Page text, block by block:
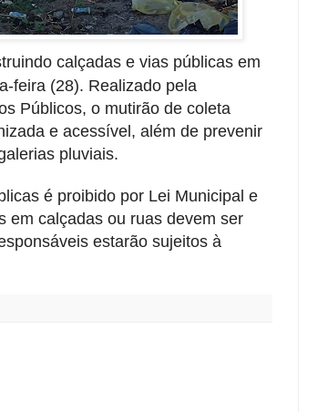
calçadas e vias públicas em
feira (28). Realizado pela
Públicos, o mutirão de coleta
e acessível, além de prevenir
pluviais.
é proibido por Lei Municipal e
em calçadas ou ruas devem ser
estarão sujeitos à